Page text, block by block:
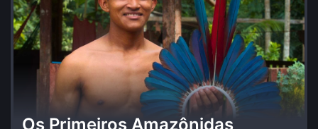
Os Primeiros Amazônidas